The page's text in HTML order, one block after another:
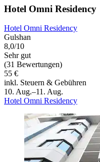
Hotel Omni Residency
Hotel Omni Residency
Gulshan
8,0/10
Sehr gut
(31 Bewertungen)
55 €
inkl. Steuern & Gebühren
10. Aug.–11. Aug.
Hotel Omni Residency